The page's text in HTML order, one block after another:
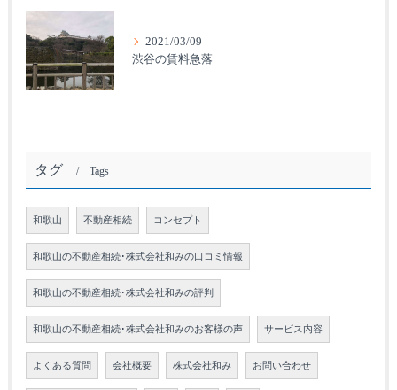
2021/03/09
渋谷の賃料急落
タグ Tags
和歌山 不動産相続 コンセプト
和歌山の不動産相続･株式会社和みの口コミ情報
和歌山の不動産相続･株式会社和みの評判
和歌山の不動産相続･株式会社和みのお客様の声 サービス内容
よくある質問 会社概要 株式会社和み お問い合わせ